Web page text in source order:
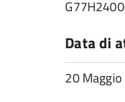
Data di
20